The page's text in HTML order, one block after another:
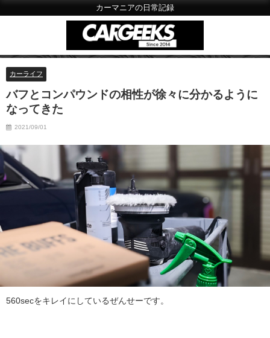
カーマニアの日常記録
カーライフ
バフとコンパウンドの相性が徐々に分かるように
なってきた
2021/09/01
560secをキレイにしているぜんせーです。